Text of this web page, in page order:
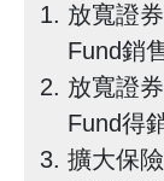
放寬證
Fund銷
放寬證
Fund得
擴大保